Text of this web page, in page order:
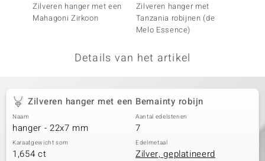
Zilveren hanger met een
Mahagoni Zirkoon
Zilveren hanger met
Tanzania robijnen (de
Melo Essence)
Details van het artikel
Zilveren hanger met een Bemainty robijn
Naam
hanger - 22x7 mm
Aantal edelstenen
7
Karaatgewicht som
1,654 ct
Edelmetaal
Zilver, geplatineerd